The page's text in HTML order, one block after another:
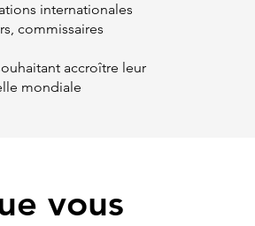
internationales
commissaires
accroître leur
mondiale
vous